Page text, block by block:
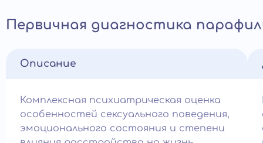
Первичная диагностика
Описание
Комплексная психиатрическая оценка
особенностей сексуального поведения,
эмоционального состояния и степени